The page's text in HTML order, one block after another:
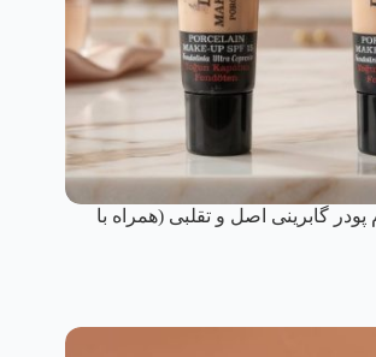
گابرینی اصل و تقلبی (همراه با